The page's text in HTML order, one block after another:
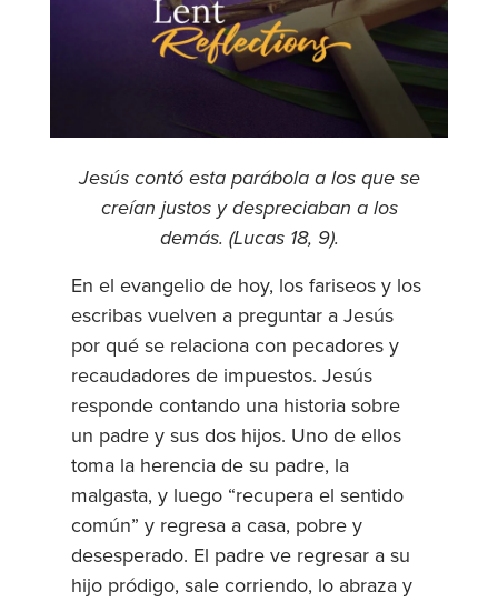
Jesús contó esta parábola a los que se
creían justos y despreciaban a los
demás. (Lucas 18, 9).
En el evangelio de hoy, los fariseos y los
escribas vuelven a preguntar a Jesús
por qué se relaciona con pecadores y
recaudadores de impuestos. Jesús
responde contando una historia sobre
un padre y sus dos hijos. Uno de ellos
toma la herencia de su padre, la
malgasta, y luego “recupera el sentido
común” y regresa a casa, pobre y
desesperado. El padre ve regresar a su
hijo pródigo, sale corriendo, lo abraza y